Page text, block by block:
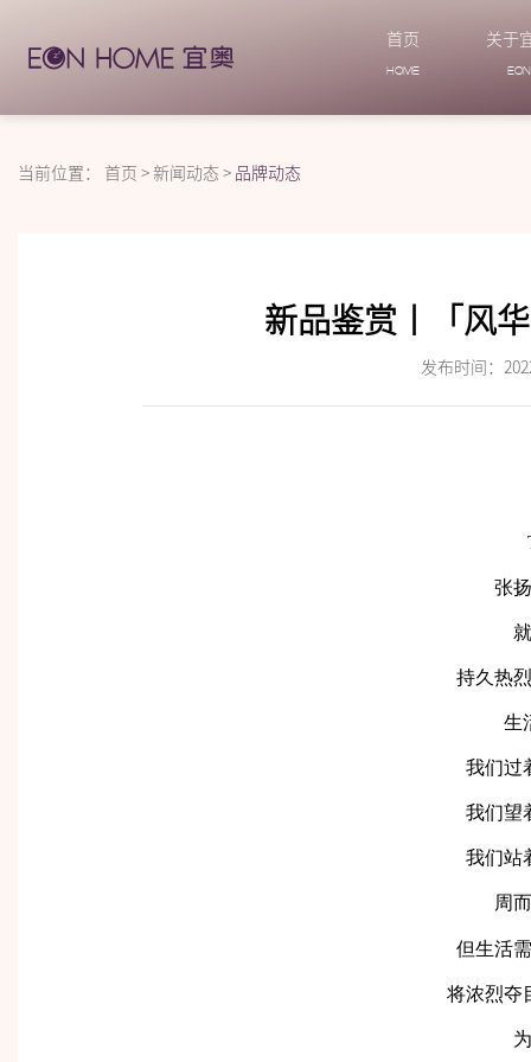
首页
HOME
关于
EON
当前位置： 首页 >新闻动态 > 品牌动态
新品鉴赏丨「风
发布时间：
张
持久热
生
我们过
我们望
我们站
周
但生活
将浓烈夺